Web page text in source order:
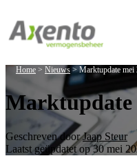
Home > Nieuws >Marktupdate mei
Marktupdate
Geschreven doorJaap Steur
Laatst geüpdatet op 30 mei